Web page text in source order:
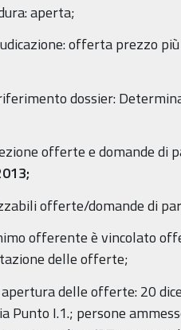
aperta;
offerta prezzo
dossier:
offerte e domande di
offerte/domande di
offerente è vincolato
delle offerte;
apertura delle offerte: 20
Punto I.1.; persone